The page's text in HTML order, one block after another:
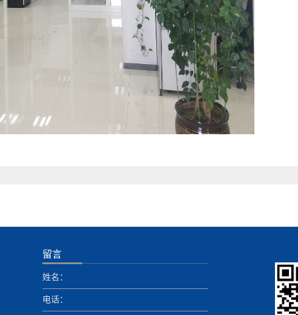
留言
姓名：
电话：